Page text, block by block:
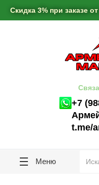
Скидка 3% при заказе
+7
t.me/
Меню